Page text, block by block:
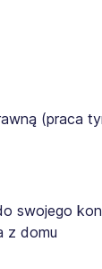
(praca
swojego
z domu